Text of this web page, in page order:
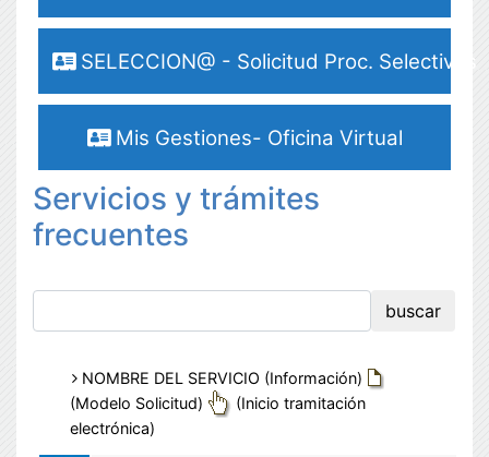
SELECCION@ - Solicitud Proc. Selectivos
Mis Gestiones- Oficina Virtual
Servicios y trámites
frecuentes